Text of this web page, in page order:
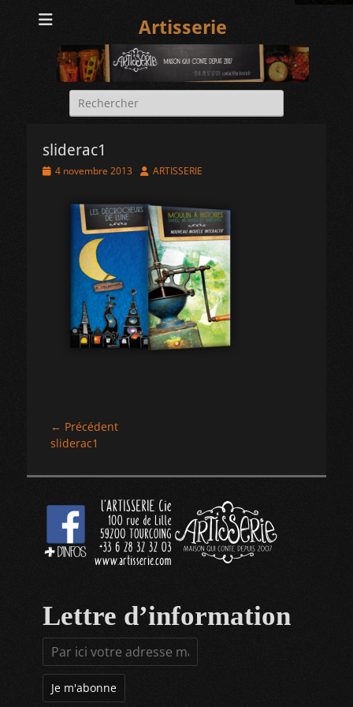
Artisserie
Rechercher :
sliderac1
Posted
4 novembre 2013 Author
ARTISSERIE
Navigation
de
← Précédent
Article
sliderac1
Lettre d’information